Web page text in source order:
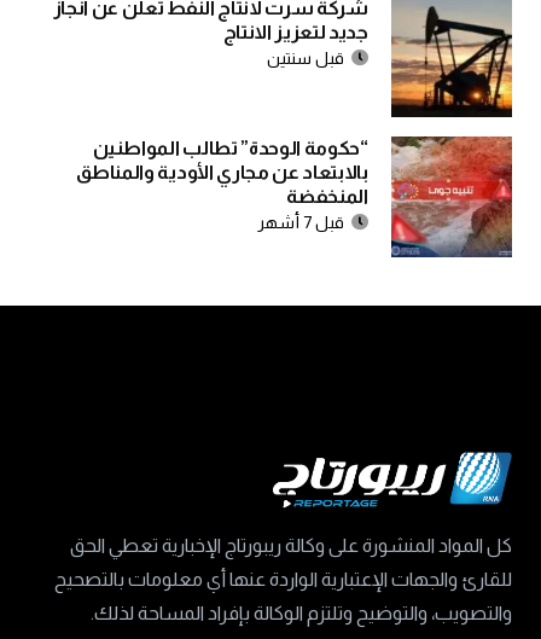
شركة سرت لانتاج النفط تعلن عن انجاز
جديد لتعزيز الانتاج
قبل سنتين
“حكومة الوحدة” تطالب المواطنين
بالابتعاد عن مجاري الأودية والمناطق
المنخفضة
قبل 7 أشهر
كل المواد المنشورة على وكالة ريبورتاج الإخبارية تعطي الحق
للقارئ والجهات الإعتبارية الواردة عنها أي معلومات بالتصحيح
والتصويب، والتوضيح وتلتزم الوكالة بإفراد المساحة لذلك.